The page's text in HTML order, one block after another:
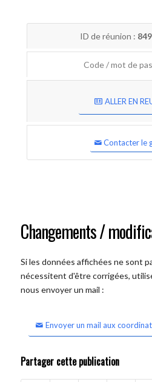
ID de réunion :
Code / mot de
ALLER EN
Contacter le
Changements /
Si les données affichées ne sont
nécessitent d'être corrigées,
nous envoyer un mail :
Envoyer un mail aux
Partager cette publication